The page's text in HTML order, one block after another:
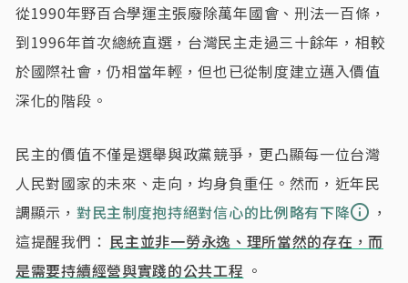
從1990年野百合學運主張廢除萬年國會、刑法一百條，
到1996年首次總統直選，台灣民主走過三十餘年，相較
於國際社會，仍相當年輕，但也已從制度建立邁入價值
深化的階段。
民主的價值不僅是選舉與政黨競爭，更凸顯每一位台灣
人民對國家的未來、走向，均身負重任。然而，近年民
調顯示， 對民主制度抱持絕對信心的比例略有下降
，
這提醒我們： 民主並非一勞永逸、理所當然的存在，而
是需要持續經營與實踐的公共工程 。